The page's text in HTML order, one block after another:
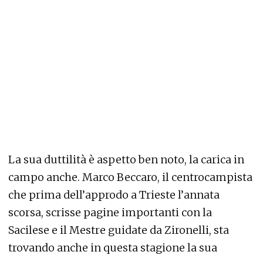
La sua duttilità è aspetto ben noto, la carica in
campo anche. Marco Beccaro, il centrocampista
che prima dell’approdo a Trieste l’annata
scorsa, scrisse pagine importanti con la
Sacilese e il Mestre guidate da Zironelli, sta
trovando anche in questa stagione la sua